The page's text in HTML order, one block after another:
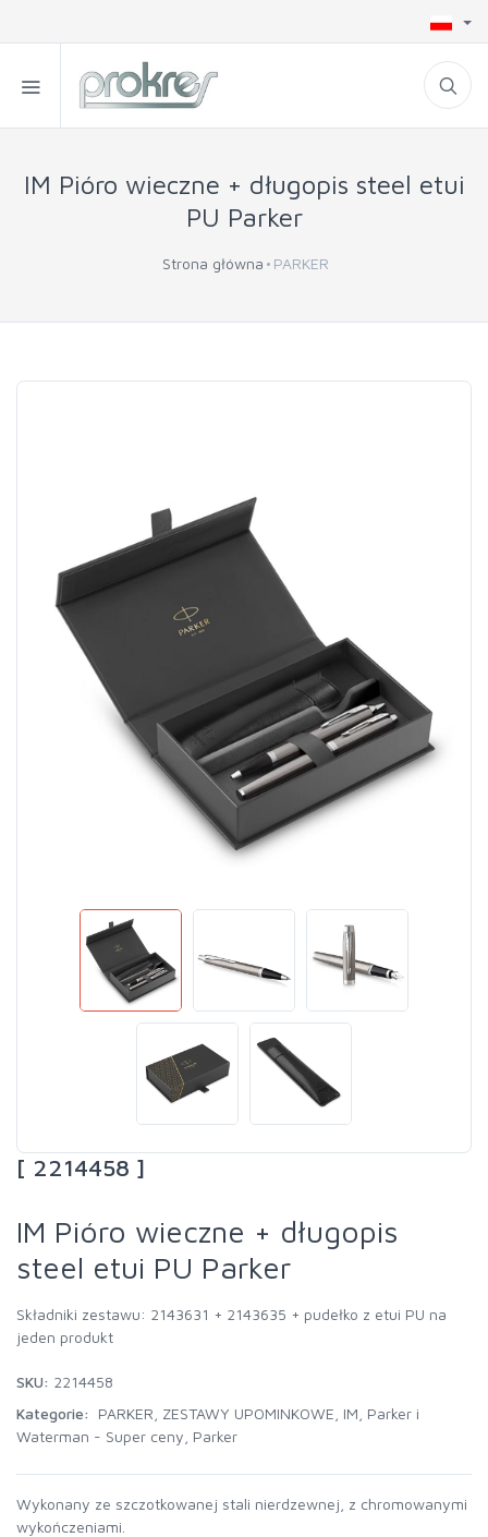
IM Pióro wieczne + długopis steel etui
PU Parker
Strona główna PARKER
[ 2214458 ]
IM Pióro wieczne + długopis
steel etui PU Parker
Składniki zestawu: 2143631 + 2143635 + pudełko z etui PU na
jeden produkt
SKU: 2214458
Kategorie:
PARKER ZESTAWY UPOMINKOWE IM Parker i
Waterman - Super ceny Parker
Wykonany ze szczotkowanej stali nierdzewnej, z chromowanymi
wykończeniami.